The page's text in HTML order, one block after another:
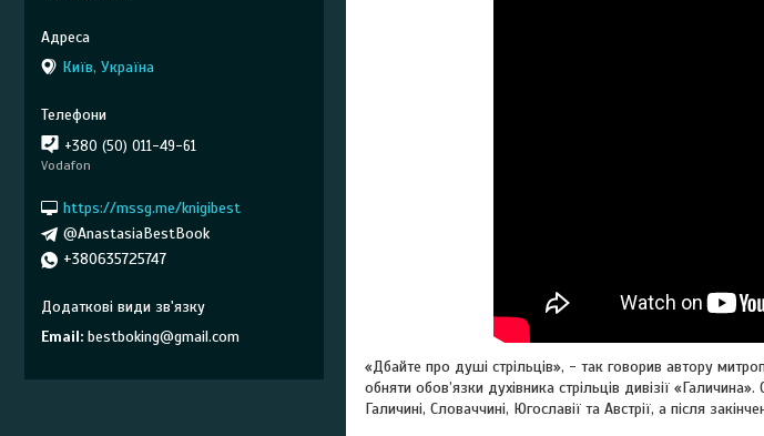
«Дбайте про душі стрільців», - так говорив автору
обняти обов’язки духівника стрільців дивізії
Галичині, Словаччині, Югославії та Австрії, а після
Київ, Україна
+380 (50) 011-49-61
Vodafon
https://mssg.me/knigibest
@AnastasiaBestBook
+380635725747
Email bestboking@gmail.com